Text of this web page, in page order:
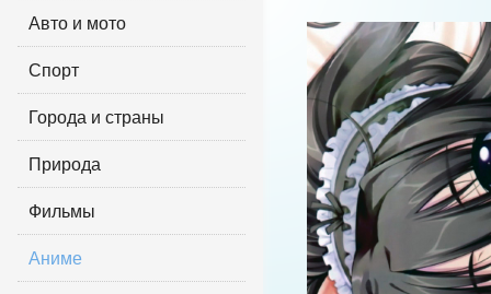
Авто и мото
Спорт
Города и страны
Природа
Фильмы
Аниме